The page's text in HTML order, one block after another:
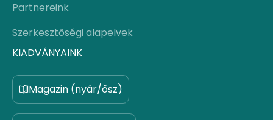
Partnereink
Szerkesztőségi alapelvek
KIADVÁNYAINK
Magazin (nyár/ősz)